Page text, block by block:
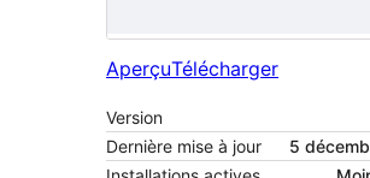
AperçuTélécharger
Version
Dernière mise à jour
5